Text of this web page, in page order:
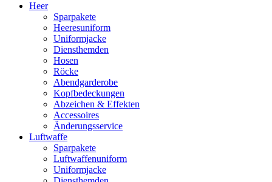
Heer
Sparpakete
Heeresuniform
Uniformjacke
Diensthemden
Hosen
Röcke
Abendgarderobe
Kopfbedeckungen
Abzeichen & Effekten
Accessoires
Änderungsservice
Luftwaffe
Sparpakete
Luftwaffenuniform
Uniformjacke